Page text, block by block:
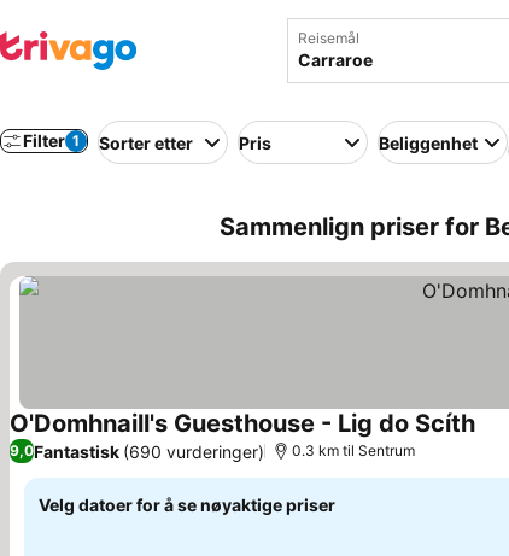
Reisemål
Filter 1 Sorter etter Pris Beliggenhet
Sammenlign priser for
O'Domhnaill's Guesthouse - Lig do ScíthSe
9,0Fantastisk (690 vurderinger) 0.3 km til Sentrum
Velg datoer for å se nøyaktige priser